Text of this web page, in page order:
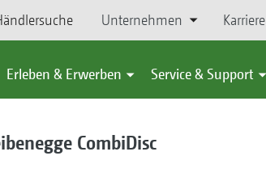
Unternehmen Karriere
Erleben & Erwerben Service & Support
CombiDisc